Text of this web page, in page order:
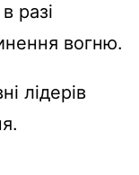
разі
вогню.
лідерів